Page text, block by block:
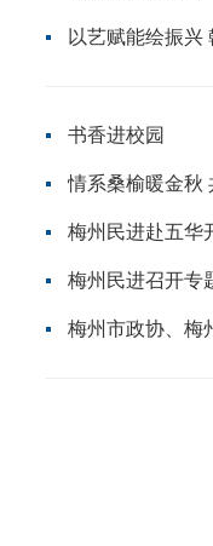
以艺赋能绘振兴
书香进校园
情系桑榆暖金秋
梅州民进赴五华
梅州民进召开专
梅州市政协、梅